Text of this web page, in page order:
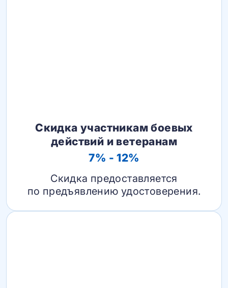
Скидка участникам боевых
действий и ветеранам
7% - 12%
Скидка предоставляется
по предъявлению удостоверения.